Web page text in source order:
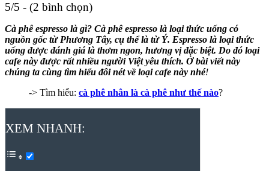
5/5 - (2 bình chọn)
Cà phê espresso là gì? Cà phê espresso là loại thức uống có
nguồn gốc từ Phương Tây, cụ thể là từ Ý. Espresso là loại thức
uống được đánh giá là thơm ngon, hương vị đặc biệt. Do đó loại
cafe này được rất nhiều người Việt yêu thích. Ở bài viết này
chúng ta cùng tìm hiểu đôi nét về loại cafe này nhé!
-> Tìm hiểu: cà phê nhân là cà phê như thế nào?
XEM NHANH: